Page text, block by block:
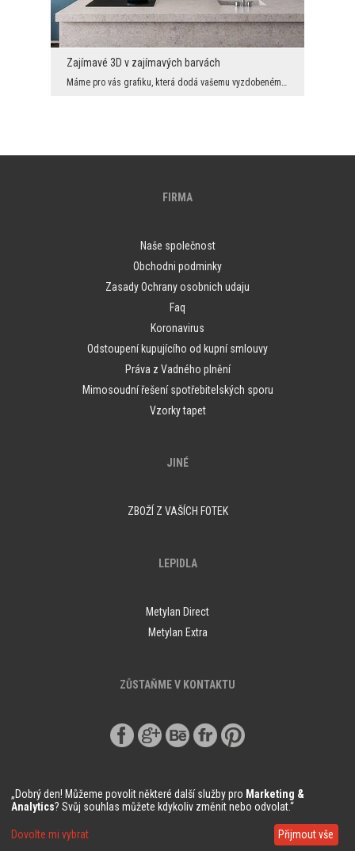
Zajímavé 3D v zajímavých barvách
Máme pro vás grafiku, která dodá vašemu vyzdobenému interiéru ultramoderní vzhled s mimořádně záv...
FIRMA
Naše společnost
Obchodni podminky
Zasady Ochrany osobnich udaju
Faq
Koronavirus
Odstoupení kupujícího od kupní smlouvy
Práva z Vadného plnění
Mimosoudní řešení spotřebitelských sporu
Vzorky tapet
JINÉ
ZBOŽÍ Z VAŠÍCH FOTEK
LEPIDLA
Metylan Direct
Metylan Extra
ZŮSTAŇME V KONTAKTU
„Dobrý den! Můžeme povolit některé další služby pro Marketing &
Analytics? Svůj souhlas můžete kdykoliv změnit nebo odvolat.“
Dovolte mi vybrat Přijmout vše